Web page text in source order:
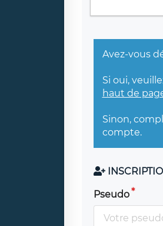
Avez-vous
Si oui,
haut de
Sinon,
compte.
Pseudo